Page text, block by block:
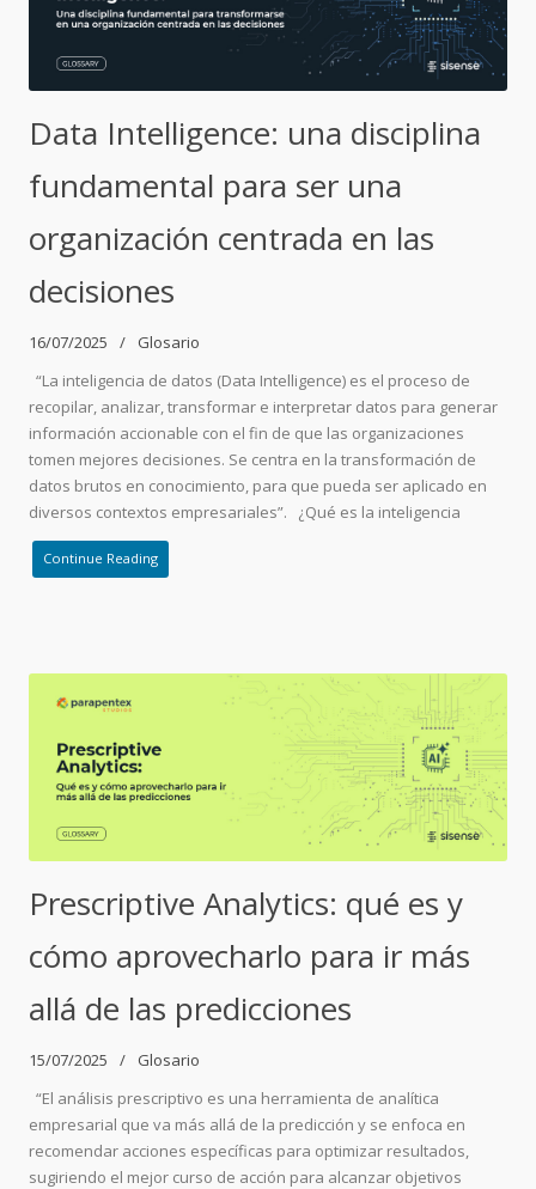
Data Intelligence: una disciplina
fundamental para ser una
organización centrada en las
decisiones
16/07/2025
Glosario
“La inteligencia de datos (Data Intelligence) es el proceso de
recopilar, analizar, transformar e interpretar datos para generar
información accionable con el fin de que las organizaciones
tomen mejores decisiones. Se centra en la transformación de
datos brutos en conocimiento, para que pueda ser aplicado en
diversos contextos empresariales”. ¿Qué es la inteligencia
Continue Reading
Prescriptive Analytics: qué es y
cómo aprovecharlo para ir más
allá de las predicciones
15/07/2025
Glosario
“El análisis prescriptivo es una herramienta de analítica
empresarial que va más allá de la predicción y se enfoca en
recomendar acciones específicas para optimizar resultados,
sugiriendo el mejor curso de acción para alcanzar objetivos